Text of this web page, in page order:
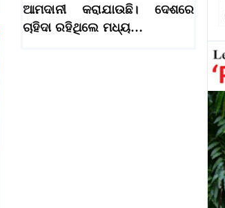
ଆମଦାନୀ କରାଯାଉଛି। ଦେଶରେ
ଚାହିଦା ରହିଥିଲେ ମଧ୍ୟ…